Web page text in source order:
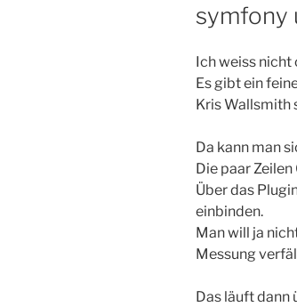
symfony
Ich weiss nicht
Es gibt ein
Kris Wallsmith
Da kann man
Die paar
Über das
einbinden.
Man will ja
Messung
Das läuft dann